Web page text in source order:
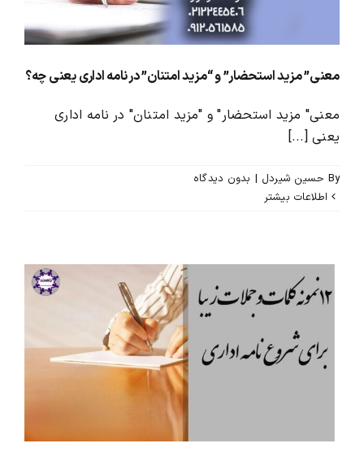
معنی” مزید استحضار” و “مزید امتنان” در نامه اداری یعنی چه؟
معنی" مزید استحضار" و "مزید امتنان" در نامه اداری
یعنی [...]
By حسین شیردل | بدون ديدگاه
اطلاعات بیشتر